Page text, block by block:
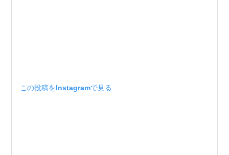
この投稿をInstagramで見る